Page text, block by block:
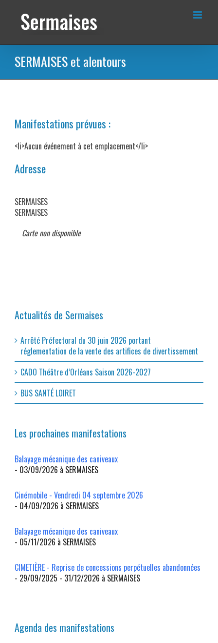
contenu
SERMAISES et alentours
Manifestations prévues :
<li>Aucun événement à cet emplacement</li>
Adresse
SERMAISES
SERMAISES
Carte non disponible
Actualités de Sermaises
Arrêté Préfectoral du 30 juin 2026 portant
réglementation de la vente des artifices de divertissement
CADO Théâtre d’Orléans Saison 2026-2027
BUS SANTÉ LOIRET
Les prochaines manifestations
Balayage mécanique des caniveaux
- 03/09/2026 à SERMAISES
Cinémobile - Vendredi 04 septembre 2026
- 04/09/2026 à SERMAISES
Balayage mécanique des caniveaux
- 05/11/2026 à SERMAISES
CIMETIÈRE - Reprise de concessions perpétuelles abandonnées
- 29/09/2025 - 31/12/2026 à SERMAISES
Agenda des manifestations